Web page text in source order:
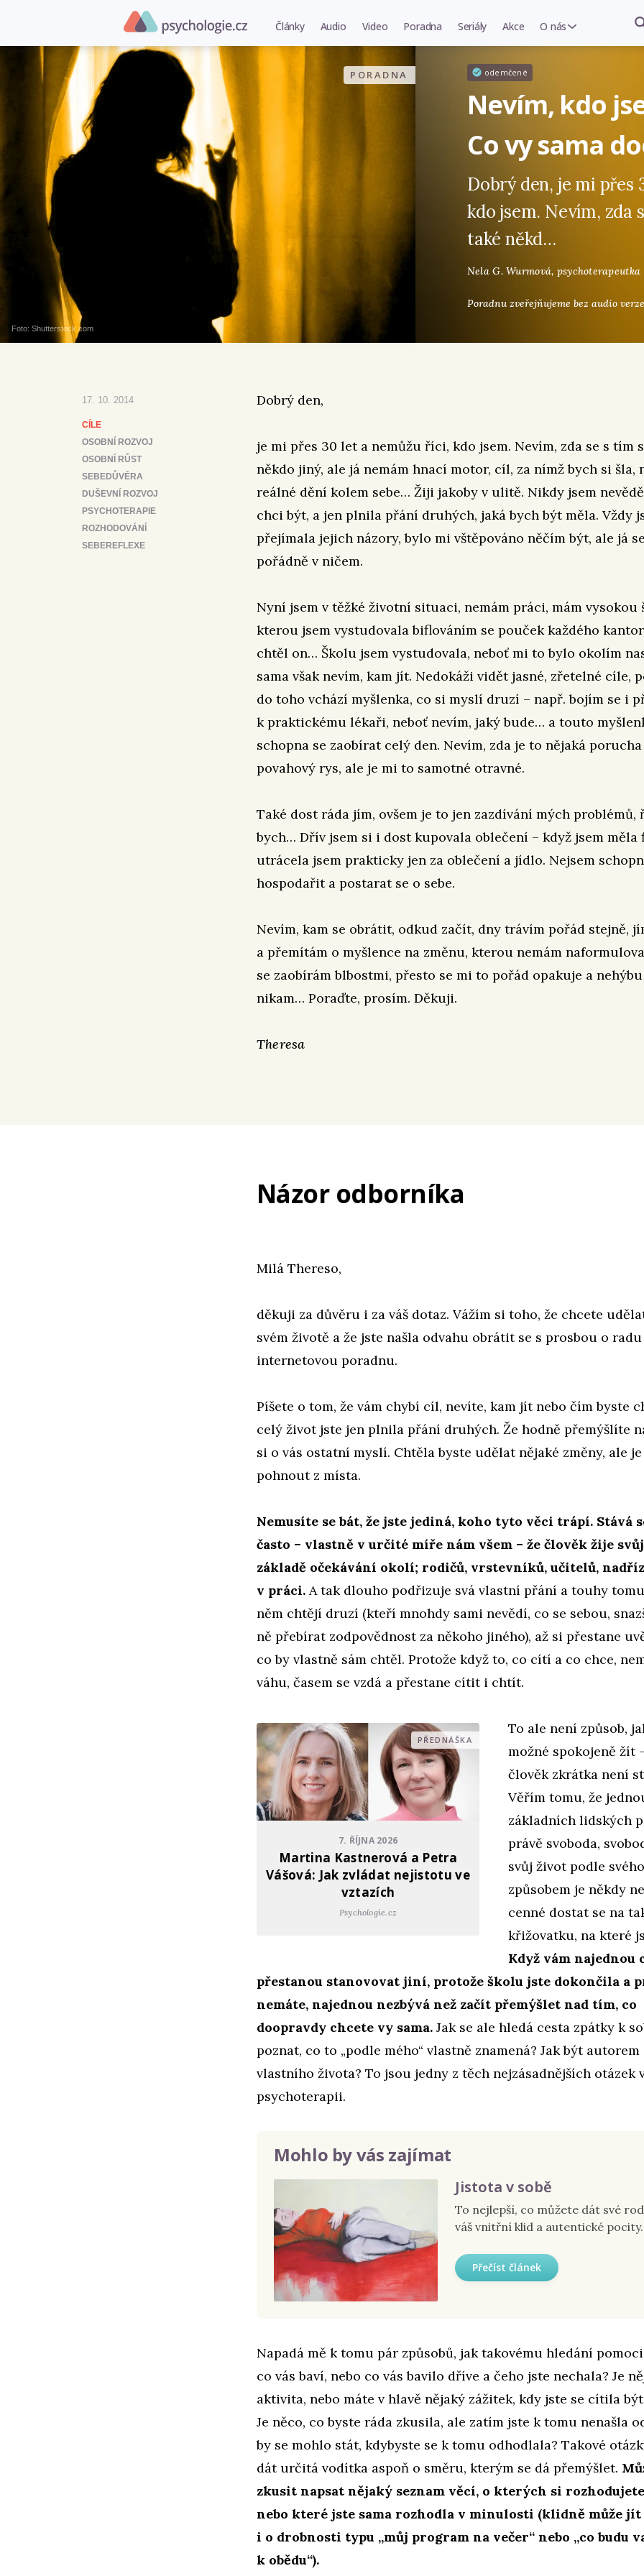
Články Audio Video Poradna Seriály Akce O nás
PORADNA
Foto: Shutterstock.com
odemčené
Nevím, kdo
Co vy sama
Dobrý den, je mi přes
kdo jsem. Nevím, zda
také někd…
Nela G. Wurmová, psychoterapeutka
Poradnu zveřejňujeme bez audio
17. 10. 2014
CÍLE
OSOBNÍ ROZVOJ
OSOBNÍ RŮST
SEBEDŮVĚRA
DUŠEVNÍ ROZVOJ
PSYCHOTERAPIE
ROZHODOVÁNÍ
SEBEREFLEXE
Dobrý den,
je mi přes 30 let a nemůžu říci, kdo jsem. Nevím, zda se s tím
někdo jiný, ale já nemám hnací motor, cíl, za nímž bych si šla,
reálné dění kolem sebe… Žiji jakoby v ulitě. Nikdy jsem
chci být, a jen plnila přání druhých, jaká bych být měla. Vždy
přejímala jejich názory, bylo mi vštěpováno něčím být, ale já
pořádně v ničem.
Nyní jsem v těžké životní situaci, nemám práci, mám vysokou
kterou jsem vystudovala biflováním se pouček každého
chtěl on… Školu jsem vystudovala, neboť mi to bylo okolím
sama však nevím, kam jít. Nedokáži vidět jasné, zřetelné cíle,
do toho vchází myšlenka, co si myslí druzí – např. bojím se i
k praktickému lékaři, neboť nevím, jaký bude… a touto
schopna se zaobírat celý den. Nevím, zda je to nějaká
povahový rys, ale je mi to samotné otravné.
Také dost ráda jím, ovšem je to jen zazdívání mých problémů,
bych… Dřív jsem si i dost kupovala oblečení – když jsem měla
utrácela jsem prakticky jen za oblečení a jídlo. Nejsem
hospodařit a postarat se o sebe.
Nevím, kam se obrátit, odkud začít, dny trávím pořád stejně,
a přemítám o myšlence na změnu, kterou nemám
se zaobírám blbostmi, přesto se mi to pořád opakuje a
nikam… Poraďte, prosím. Děkuji.
Theresa
Názor odborníka
Milá Thereso,
děkuji za důvěru i za váš dotaz. Vážím si toho, že chcete
svém životě a že jste našla odvahu obrátit se s prosbou o
internetovou poradnu.
Píšete o tom, že vám chybí cíl, nevíte, kam jít nebo čím byste
celý život jste jen plnila přání druhých. Že hodně přemýšlíte
si o vás ostatní myslí. Chtěla byste udělat nějaké změny, ale
pohnout z místa.
Nemusíte se bát, že jste jediná, koho tyto věci trápí. Stává
často – vlastně v určité míře nám všem – že člověk žije
základě očekávání okolí; rodičů, vrstevníků, učitelů,
v práci. A tak dlouho podřizuje svá vlastní přání a touhy
něm chtějí druzí (kteří mnohdy sami nevědí, co se sebou,
ně přebírat zodpovědnost za někoho jiného), až si přestane
co by vlastně sám chtěl. Protože když to, co cítí a co chce,
váhu, časem se vzdá a přestane cítit i chtít.
PŘEDNÁŠKA
7. ŘÍJNA 2026
Martina Kastnerová a Petra
Vášová: Jak zvládat nejistotu ve
vztazích
Psychologie.cz
To ale není způsob,
možné spokojeně žít
člověk zkrátka není
Věřím tomu, že
základních lidských
právě svoboda,
svůj život podle
způsobem je někdy
cenné dostat se na
křižovatku, na které
Když vám najednou
přestanou stanovovat jiní, protože školu jste dokončila a
nemáte, najednou nezbývá než začít přemýšlet nad tím, co
doopravdy chcete vy sama. Jak se ale hledá cesta zpátky k
poznat, co to „podle mého“ vlastně znamená? Jak být autorem
vlastního života? To jsou jedny z těch nejzásadnějších otázek
psychoterapii.
Mohlo by vás zajímat
Jistota v sobě
To nejlepší, co můžete dát své
váš vnitřní klid a autentické pocity.
Přečíst článek
Napadá mě k tomu pár způsobů, jak takovému hledání
co vás baví, nebo co vás bavilo dříve a čeho jste nechala? Je
aktivita, nebo máte v hlavě nějaký zážitek, kdy jste se cítila
Je něco, co byste ráda zkusila, ale zatím jste k tomu nenašla
by se mohlo stát, kdybyste se k tomu odhodlala? Takové
dát určitá vodítka aspoň o směru, kterým se dá přemýšlet.
zkusit napsat nějaký seznam věcí, o kterých si rozhodujete
nebo které jste sama rozhodla v minulosti (klidně může jít
i o drobnosti typu „můj program na večer“ nebo „co budu
k obědu“).